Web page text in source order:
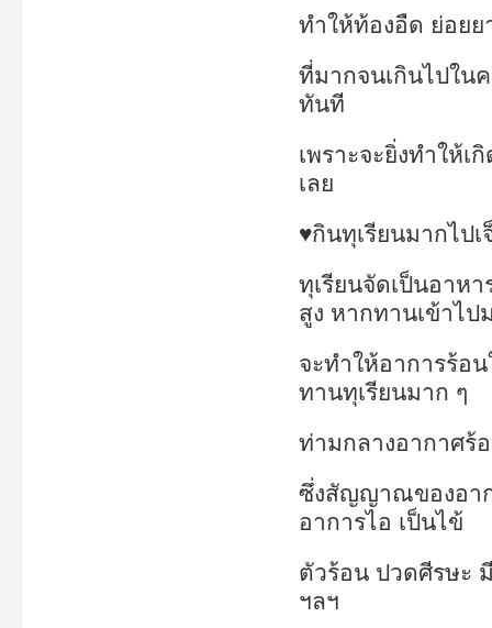
ทำให้ท้องอืด ย่อย
ที่มากจนเกินไปใน
ทันที
เพราะจะยิ่งทำให้
เลย
♥กินทุเรียนมากไป
ทุเรียนจัดเป็นอาห
สูง หากทานเข้าไ
จะทำให้อาการร้อ
ทานทุเรียนมาก ๆ
ท่ามกลางอากาศร้
ซึ่งสัญญาณของอาก
อาการไอ เป็นไข้
ตัวร้อน ปวดศีรษะ
ฯลฯ